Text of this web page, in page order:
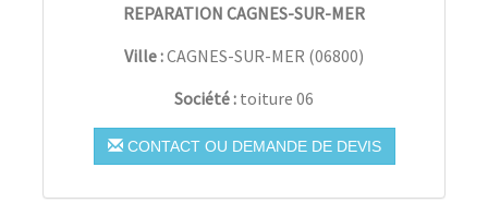
REPARATION CAGNES-SUR-MER
Ville :CAGNES-SUR-MER (06800)
Société : toiture 06
CONTACT OU DEMANDE DE DEVIS